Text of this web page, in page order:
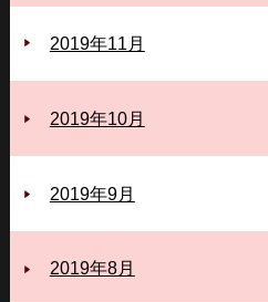
2019年11月
2019年10月
2019年9月
2019年8月